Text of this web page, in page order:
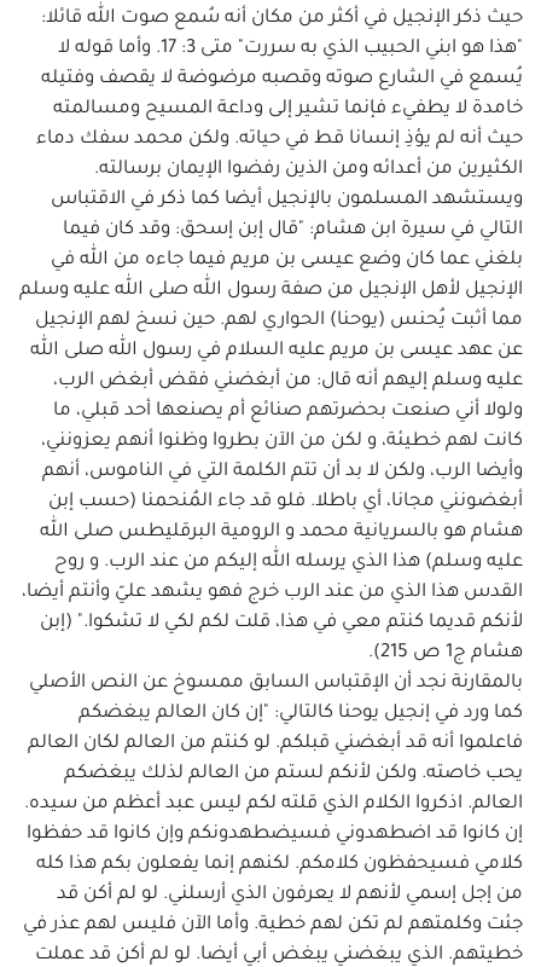
حيث ذكر الإنجيل في أكثر من مكان أنه سُمع صوت الله قائلا:
"هذا هو ابني الحبيب الذي به سررت" متى 3: 17. وأما قوله لا
يُسمع في الشارع صوته وقصبه مرضوضة لا يقصف وفتيله
خامدة لا يطفيء فإنما تشير إلى وداعة المسيح ومسالمته
حيث أنه لم يؤذِ إنسانا قط في حياته. ولكن محمد سفك دماء
الكثيرين من أعدائه ومن الذين رفضوا الإيمان برسالته.
ويستشهد المسلمون بالإنجيل أيضا كما ذكر في الاقتباس
التالي في سيرة ابن هشام: "قال إبن إسحق: وقد كان فيما
بلغني عما كان وضع عيسى بن مريم فيما جاءه من الله في
الإنجيل لأهل الإنجيل من صفة رسول الله صلى الله عليه وسلم
مما أثبت يُحنس (يوحنا) الحواري لهم. حين نسخ لهم الإنجيل
عن عهد عيسى بن مريم عليه السلام في رسول الله صلى الله
عليه وسلم إليهم أنه قال: من أبغضني فقض أبغض الرب،
ولولا أني صنعت بحضرتهم صنائع أم يصنعها أحد قبلي، ما
كانت لهم خطيئة، و لكن من الآن بطروا وظنوا أنهم يعزونني،
وأيضا الرب، ولكن لا بد أن تتم الكلمة التي في الناموس، أنهم
أبغضونني مجانا، أي باطلا. فلو قد جاء المُنحمنا (حسب إبن
هشام هو بالسريانية محمد و الرومية البرقليطس صلى الله
عليه وسلم) هذا الذي يرسله الله إليكم من عند الرب. و روح
القدس هذا الذي من عند الرب خرج فهو يشهد عليّ وأنتم أيضا،
لأنكم قديما كنتم معي في هذا، قلت لكم لكي لا تشكوا." (إبن
هشام ج1 ص 215).
بالمقارنة نجد أن الإقتباس السابق ممسوخ عن النص الأصلي
كما ورد في إنجيل يوحنا كالتالي: "إن كان العالم يبغضكم
فاعلموا أنه قد أبغضني قبلكم. لو كنتم من العالم لكان العالم
يحب خاصته. ولكن لأنكم لستم من العالم لذلك يبغضكم
العالم. اذكروا الكلام الذي قلته لكم ليس عبد أعظم من سيده.
إن كانوا قد اضطهدوني فسيضطهدونكم وإن كانوا قد حفظوا
كلامي فسيحفظون كلامكم. لكنهم إنما يفعلون بكم هذا كله
من إجل إسمي لأنهم لا يعرفون الذي أرسلني. لو لم أكن قد
جئت وكلمتهم لم تكن لهم خطية. وأما الآن فليس لهم عذر في
خطيتهم. الذي يبغضني يبغض أبي أيضا. لو لم أكن قد عملت